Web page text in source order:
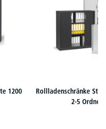
1200
Rollladenschränke
2-5